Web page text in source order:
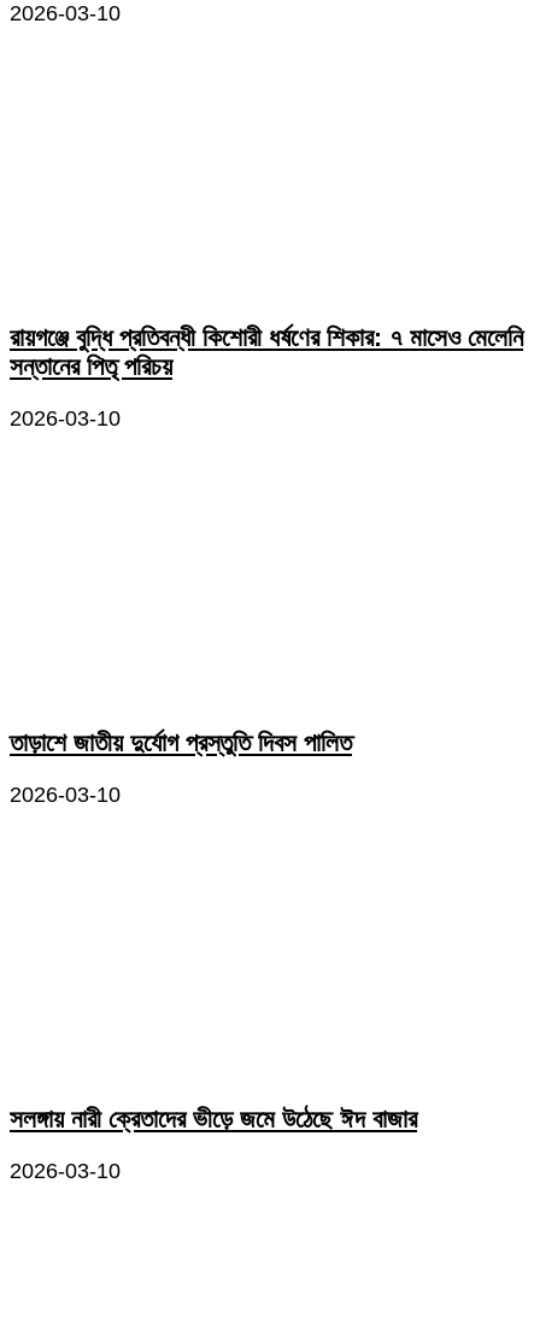
2026-03-10
রায়গঞ্জে বুদ্ধি প্রতিবন্ধী কিশোরী ধর্ষণের শিকার: ৭ মাসেও মেলেনি
সন্তানের পিতৃ পরিচয়
2026-03-10
তাড়াশে জাতীয় দুর্যোগ প্রস্তুতি দিবস পালিত
2026-03-10
সলঙ্গায় নারী ক্রেতাদের ভীড়ে জমে উঠেছে ঈদ বাজার
2026-03-10